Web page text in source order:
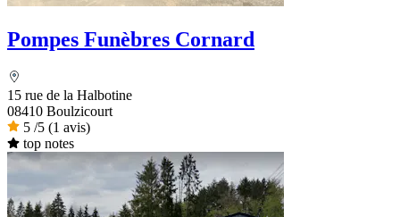
Pompes Funèbres Cornard
15 rue de la Halbotine
08410 Boulzicourt
5 /5 (1 avis)
top notes